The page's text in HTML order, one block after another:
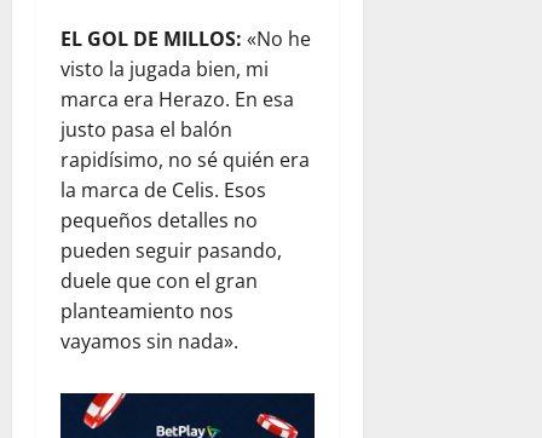
EL GOL DE MILLOS: «No he
visto la jugada bien, mi
marca era Herazo. En esa
justo pasa el balón
rapidísimo, no sé quién era
la marca de Celis. Esos
pequeños detalles no
pueden seguir pasando,
duele que con el gran
planteamiento nos
vayamos sin nada».